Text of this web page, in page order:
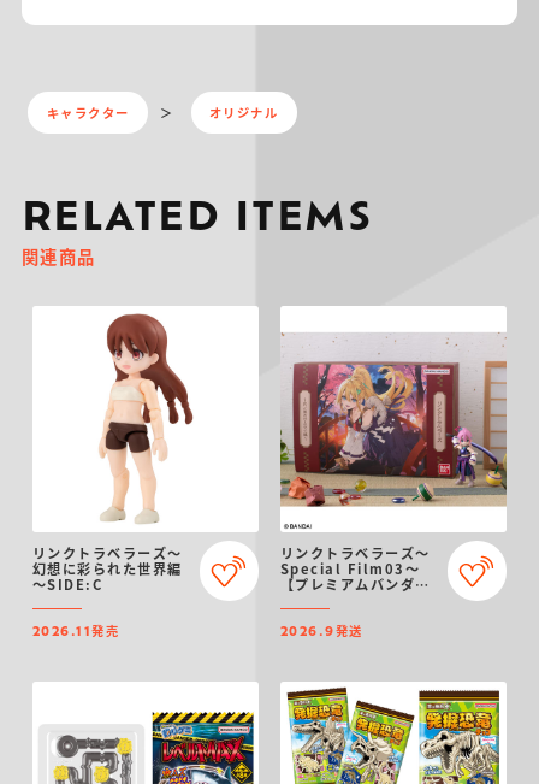
キャラクター オリジナル
RELATED ITEMS
関連商品
リンクトラベラーズ～
幻想に彩られた世界編
～SIDE:C
2026.11発売
リンクトラベラーズ～
Special Film03～
【プレミアムバンダイ
2026.9発送